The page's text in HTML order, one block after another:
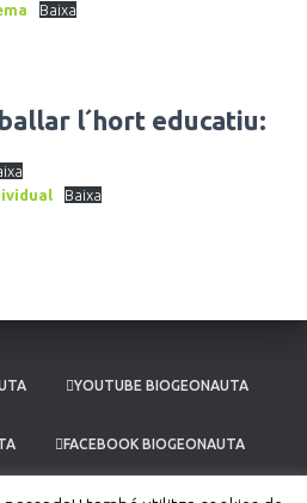
Baixa
l´hort educatiu:
Baixa
YOUTUBE BIOGEONAUTA
FACEBOOK BIOGEONAUTA